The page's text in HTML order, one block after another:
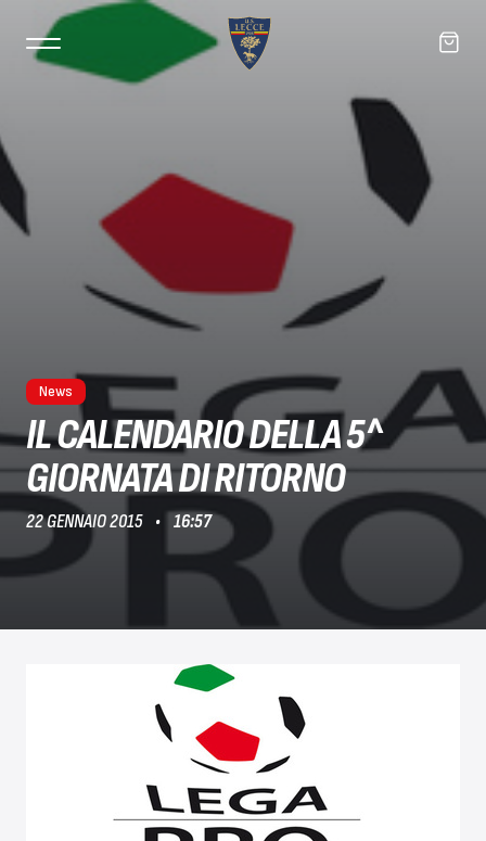
News
IL CALENDARIO DELLA 5^
GIORNATA DI RITORNO
22 GENNAIO 2015 16:57